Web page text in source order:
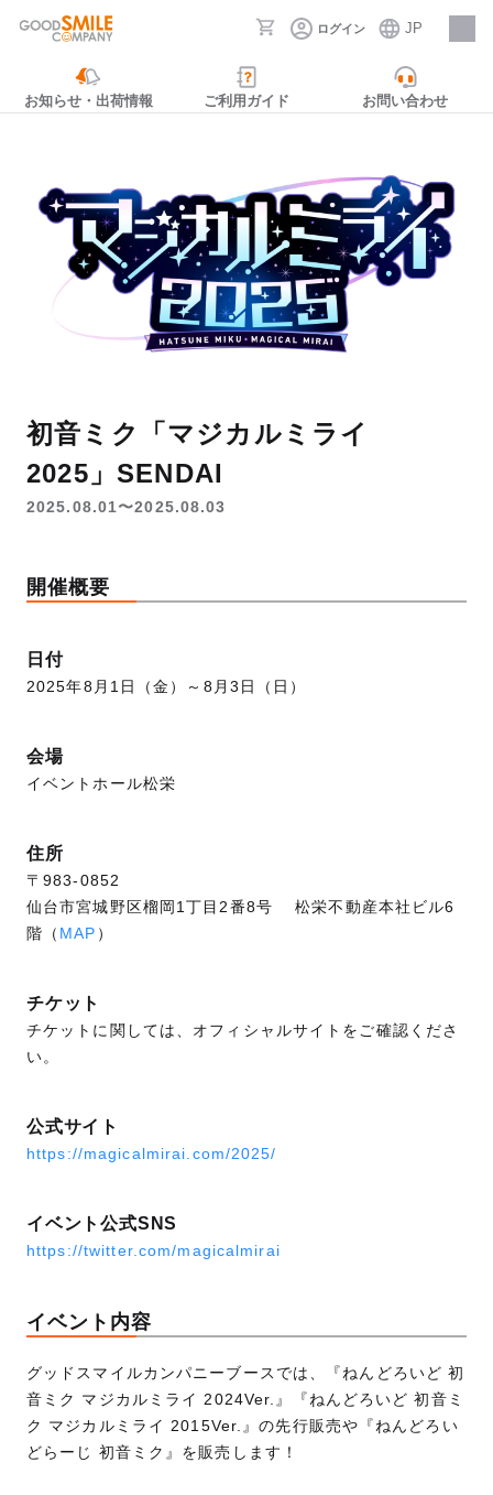
ログイン JP
採用情報
お知らせ・出荷情報 ご利用ガイド お問い合わせ
初音ミク「マジカルミライ
2025」SENDAI
2025.08.01〜2025.08.03
開催概要
日付
2025年8月1日（金）～8月3日（日）
会場
イベントホール松栄
住所
〒983-0852
仙台市宮城野区榴岡1丁目2番8号 松栄不動産本社ビル6
階（ MAP ）
チケット
チケットに関しては、オフィシャルサイトをご確認くださ
い。
公式サイト
https://magicalmirai.com/2025/
イベント公式SNS
https://twitter.com/magicalmirai
イベント内容
グッドスマイルカンパニーブースでは、『ねんどろいど 初
音ミク マジカルミライ 2024Ver.』『ねんどろいど 初音ミ
ク マジカルミライ 2015Ver.』の先行販売や『ねんどろい
どらーじ 初音ミク』を販売します！